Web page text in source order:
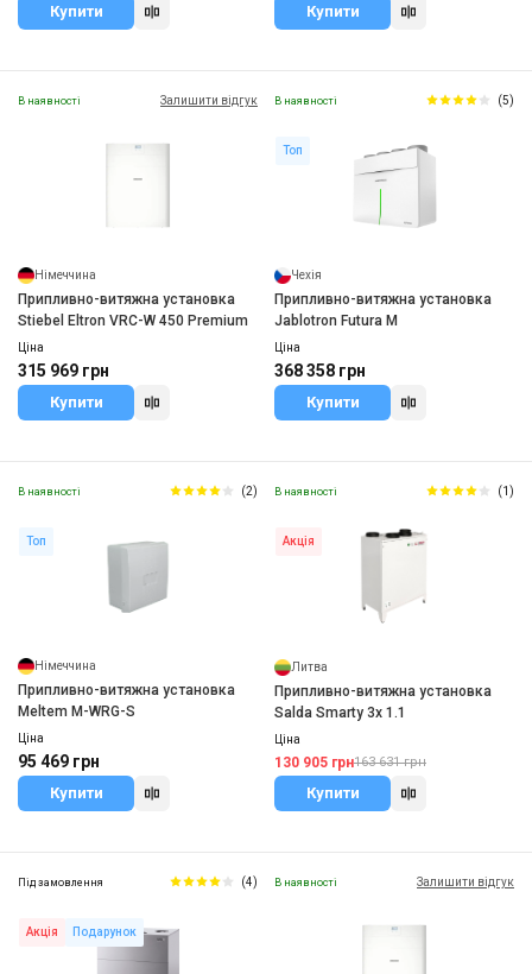
Купити Купити
В наявності Залишити відгук
Німеччина
Припливно-витяжна установка
Stiebel Eltron VRC-W 450 Premium
Ціна
315 969 грн
Купити
В наявності (5)
Топ
Чехія
Припливно-витяжна установка
Jablotron Futura M
Ціна
368 358 грн
Купити
В наявності (2)
Топ
Німеччина
Припливно-витяжна установка
Meltem M-WRG-S
Ціна
95 469 грн
Купити
В наявності (1)
Акція
Литва
Припливно-витяжна установка
Salda Smarty 3x 1.1
Ціна
130 905 грн163 631 грн
Купити
Під замовлення (4)
Акція Подарунок
В наявності Залишити відгук